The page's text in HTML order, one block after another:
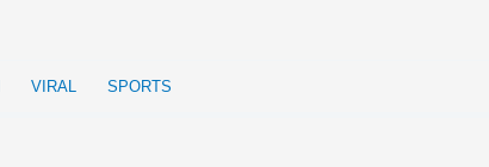
VIRAL SPORTS